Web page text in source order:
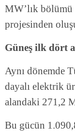
MW’lık bölümü
projesinden
Güneş ilk dört
Aynı dönemde
dayalı elektrik
alandaki 271,2
Bu gücün